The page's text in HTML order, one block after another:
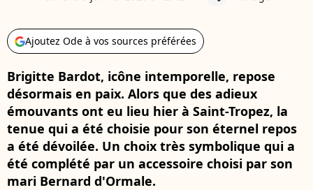
Ajoutez Ode à vos sources préférées
Brigitte Bardot, icône intemporelle, repose
désormais en paix. Alors que des adieux
émouvants ont eu lieu hier à Saint-Tropez, la
tenue qui a été choisie pour son éternel repos
a été dévoilée. Un choix très symbolique qui a
été complété par un accessoire choisi par son
mari Bernard d'Ormale.